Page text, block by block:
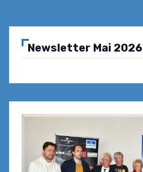
Newsletter Mai 2026